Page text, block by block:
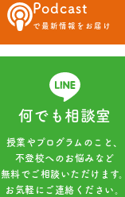
Podcast
で最新情報をお届け
何でも相談室
授業やプログラムのこと、
不登校へのお悩みなど
無料でご相談いただけます。
お気軽にご連絡ください。